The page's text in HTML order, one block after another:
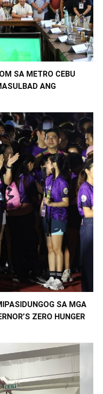
SA METRO CEBU
ANG
SA MGA
ZERO HUNGER